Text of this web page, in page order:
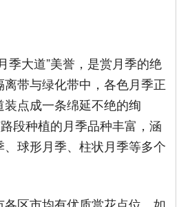
季大道”美誉，是赏月季的绝
带与绿化带中，各色月季正
点成一条绵延不绝的绚
段种植的月季品种丰富，涵
球形月季、柱状月季等多个